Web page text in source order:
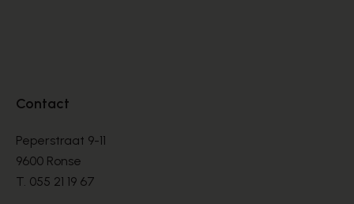
Contact
Peperstraat 9-11
9600 Ronse
T. 055 21 19 67